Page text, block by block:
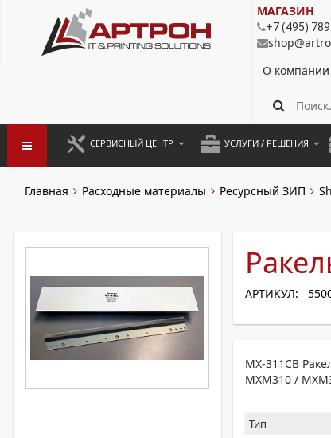
МАГАЗИН
+7 (495)
О компании
СЕРВИСНЫЙ ЦЕНТР
ПРОФИЛАКТИКА И ТО
РАЗОВЫЕ РЕМОНТЫ
УСЛУГИ / РЕШЕНИЯ
АРЕНДА ОБОРУДОВАНИЯ
Главная Расходные материалы Ресурсный ЗИП
АРТИКУЛ:
MX-311CB
MXM310 /
Тип